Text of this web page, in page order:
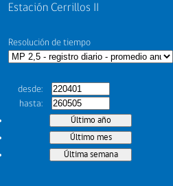
Estación Cerrillos II
Resolución de tiempo
desde
hasta